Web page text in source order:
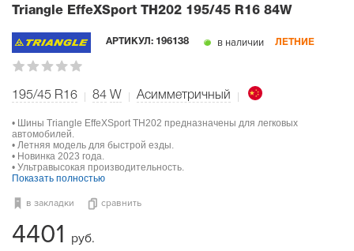
Triangle EffeXSport TH202 195/45 R16 84W
АРТИКУЛ: 196138 в наличии ЛЕТНИЕ
195/45 R16 84 W Асимметричный
• Шины Triangle EffeXSport TH202 предназначены для легковых
автомобилей.
• Летняя модель для быстрой езды.
• Новинка 2023 года.
• Ультравысокая производительность.
Показать полностью
в закладки сравнить
4401 руб.